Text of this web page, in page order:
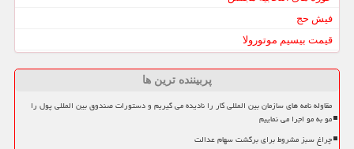
فیش حج
قیمت بیسیم موتورولا
پربیننده ترین ها
مقاوله نامه های سازمان بین المللی کار را نادیده می گیریم و دستورات صندوق بین المللی پول را
مو به مو اجرا می نماییم
چراغ سبز مشروط برای برگشت سهام عدالت